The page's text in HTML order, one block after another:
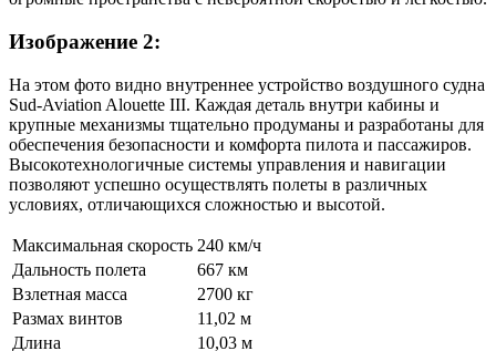
Изображение 2:
На этом фото видно внутреннее устройство воздушного судна
Sud-Aviation Alouette III. Каждая деталь внутри кабины и
крупные механизмы тщательно продуманы и разработаны для
обеспечения безопасности и комфорта пилота и пассажиров.
Высокотехнологичные системы управления и навигации
позволяют успешно осуществлять полеты в различных
условиях, отличающихся сложностью и высотой.
Максимальная скорость 240 км/ч
Дальность полета
667 км
Взлетная масса
2700 кг
Размах винтов
11,02 м
Длина
10,03 м